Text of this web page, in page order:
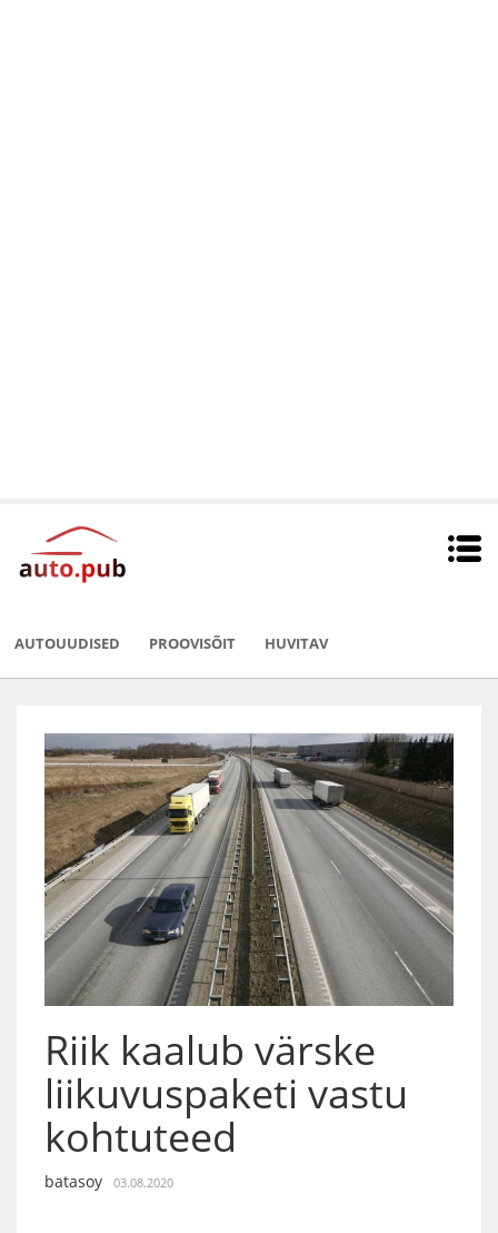
AUTOUUDISED PROOVISÕIT HUVITAV
Riik kaalub värske
liikuvuspaketi vastu
kohtuteed
batasoy 03.08.2020